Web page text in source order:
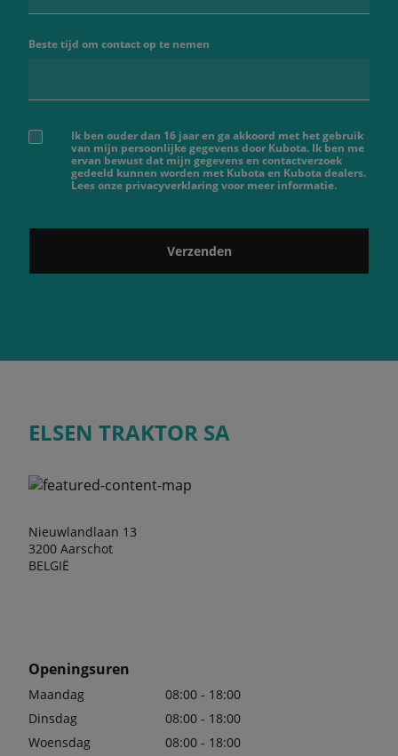
Beste tijd om contact op te nemen
Ik ben ouder dan 16 jaar en ga akkoord met het gebruik
van mijn persoonlijke gegevens door Kubota. Ik ben me
ervan bewust dat mijn gegevens en contactverzoek
gedeeld kunnen worden met Kubota en Kubota dealers.
Lees onze privacyverklaring voor meer informatie.
Verzenden
ELSEN TRAKTOR SA
Nieuwlandlaan 13
3200 Aarschot
BELGIË
Openingsuren
Maandag
08:00 - 18:00
Dinsdag
08:00 - 18:00
Woensdag
08:00 - 18:00